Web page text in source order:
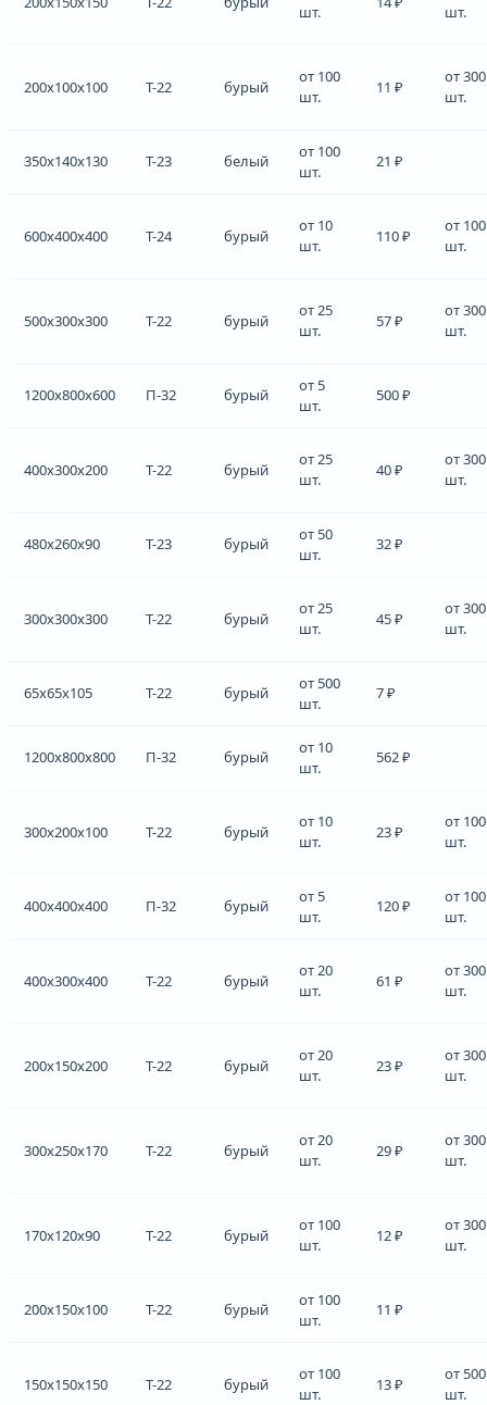
шт.
шт.
200x100x100 Т-22 бурый
от 100
шт.
11 ₽
от 300
шт.
350x140x130 Т-23 белый
от 100
шт.
21 ₽
600x400x400 Т-24 бурый
от 10
шт.
110 ₽
от 100
шт.
500x300x300 Т-22 бурый
от 25
шт.
57 ₽
от 300
шт.
1200x800x600 П-32 бурый
от 5
шт.
500 ₽
400x300x200 Т-22 бурый
от 25
шт.
40 ₽
от 300
шт.
480x260x90 Т-23 бурый
от 50
шт.
32 ₽
300x300x300 Т-22 бурый
от 25
шт.
45 ₽
от 300
шт.
65x65x105 Т-22 бурый
от 500
шт.
7 ₽
1200x800x800 П-32 бурый
от 10
шт.
562 ₽
300x200x100 Т-22 бурый
от 10
шт.
23 ₽
от 100
шт.
400x400x400 П-32 бурый
от 5
шт.
120 ₽
от 100
шт.
400x300x400 Т-22 бурый
от 20
шт.
61 ₽
от 300
шт.
200x150x200 Т-22 бурый
от 20
шт.
23 ₽
от 300
шт.
300x250x170 Т-22 бурый
от 20
шт.
29 ₽
от 300
шт.
170x120x90 Т-22 бурый
от 100
шт.
12 ₽
от 300
шт.
200x150x100 Т-22 бурый
от 100
шт.
11 ₽
150x150x150 Т-22 бурый
от 100
шт.
13 ₽
от 500
шт.